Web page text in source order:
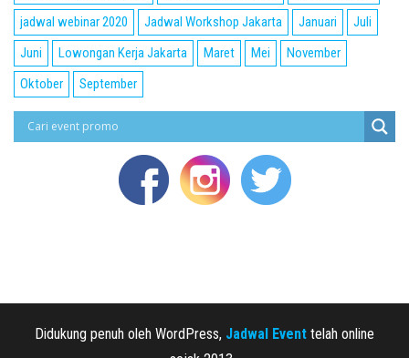
jadwal webinar 2020
Jadwal Workshop Jakarta Januari
Juli
Juni
Lowongan Kerja Jakarta Maret Mei
November
Oktober
September
Didukung penuh oleh WordPress, Jadwal Event telah online